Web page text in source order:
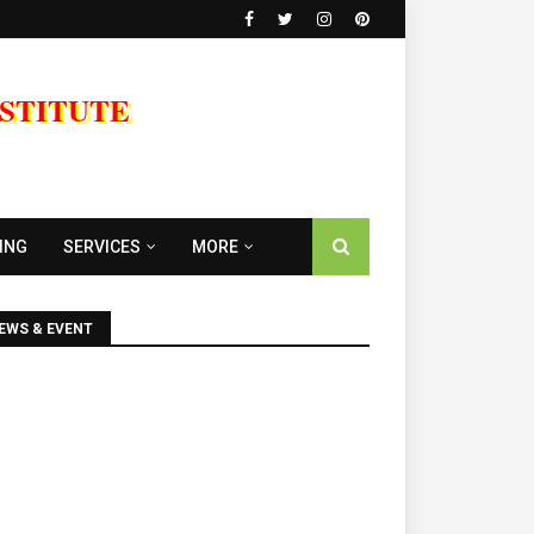
SERVICES MORE
& EVENT